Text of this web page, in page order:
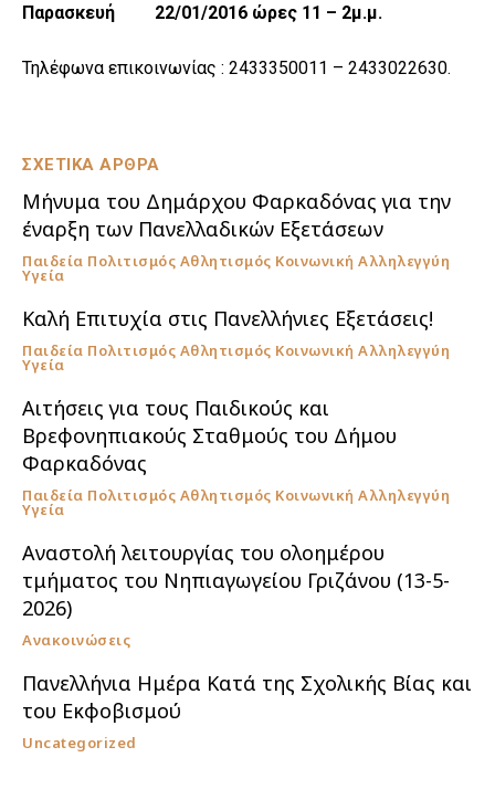
ΣΧΕΤΙΚΑ ΑΡΘΡΑ
Μήνυμα του Δημάρχου Φαρκαδόνας για την
έναρξη των Πανελλαδικών Εξετάσεων
Παιδεία Πολιτισμός Αθλητισμός Κοινωνική Αλληλεγγύη
Υγεία
Καλή Επιτυχία στις Πανελλήνιες Εξετάσεις!
Παιδεία Πολιτισμός Αθλητισμός Κοινωνική Αλληλεγγύη
Υγεία
Αιτήσεις για τους Παιδικούς και
Βρεφονηπιακούς Σταθμούς του Δήμου
Φαρκαδόνας
Παιδεία Πολιτισμός Αθλητισμός Κοινωνική Αλληλεγγύη
Υγεία
Αναστολή λειτουργίας του ολοημέρου
τμήματος του Νηπιαγωγείου Γριζάνου (13-5-
2026)
Ανακοινώσεις
Πανελλήνια Ημέρα Κατά της Σχολικής Βίας και
του Εκφοβισμού
Uncategorized
Παρασκευή 22/01/2016 ώρες 11 – 2μ.μ.
Τηλέφωνα επικοινωνίας : 2433350011 – 2433022630.